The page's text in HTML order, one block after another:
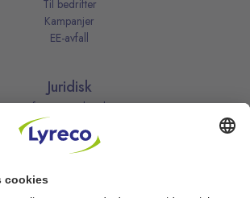
Til bedrifter
Kampanjer
EE-avfall
Juridisk
Informasjonskapsler
Kjøpsbetingelser
Personvernerklæring
Vilkår
Vilkår for kundeklubben